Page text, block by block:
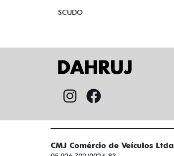
SCUDO
CMJ Comércio de Veículos Ltda